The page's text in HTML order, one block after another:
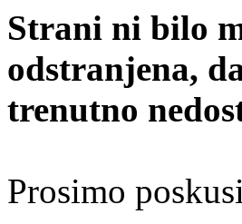
Strani ni bilo
odstranjena,
trenutno
Prosimo